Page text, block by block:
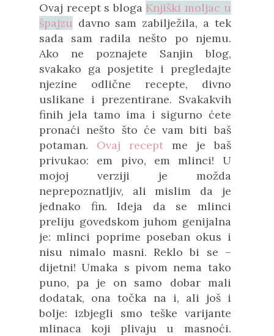
Ovaj recept s bloga Knjiški moljac u
špajzu davno sam zabilježila, a tek
sada sam radila nešto po njemu.
Ako ne poznajete Sanjin blog,
svakako ga posjetite i pregledajte
njezine odlične recepte, divno
uslikane i prezentirane. Svakakvih
finih jela tamo ima i sigurno ćete
pronaći nešto što će vam biti baš
potaman. Ovaj receptme je baš
privukao: em pivo, em mlinci! U
mojoj verziji je možda
neprepoznatljiv, ali mislim da je
jednako fin. Ideja da se mlinci
preliju govedskom juhom genijalna
je: mlinci poprime poseban okus i
nisu nimalo masni. Reklo bi se –
dijetni! Umaka s pivom nema tako
puno, pa je on samo dobar mali
dodatak, ona točka na i, ali još i
bolje: izbjegli smo teške varijante
mlinaca koji plivaju u masnoći.